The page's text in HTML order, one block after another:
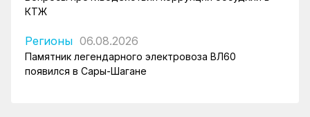
КТЖ
Регионы 06.08.2026
Памятник легендарного электровоза ВЛ60
появился в Сары-Шагане